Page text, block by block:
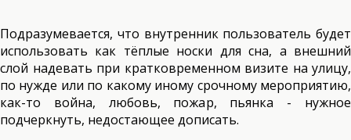
Подразумевается, что внутренник пользователь будет
использовать как тёплые носки для сна, а внешний
слой надевать при кратковременном визите на улицу,
по нужде или по какому иному срочному мероприятию,
как-то война, любовь, пожар, пьянка - нужное
подчеркнуть, недостающее дописать.